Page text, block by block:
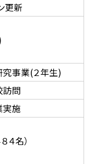
更新
事業(２年生)
訪問
実施
４名）